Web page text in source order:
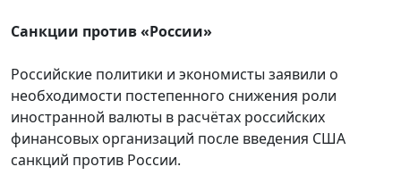
Санкции против «России»
Российские политики и экономисты заявили о
необходимости постепенного снижения роли
иностранной валюты в расчётах российских
финансовых организаций после введения США
санкций против России.